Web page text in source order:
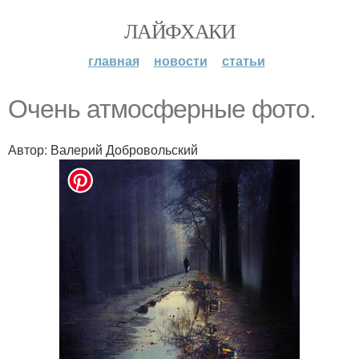
ЛАЙФХАКИ
главная новости статьи
Очень атмосферные фото.
Автор: Валерий Добровольский